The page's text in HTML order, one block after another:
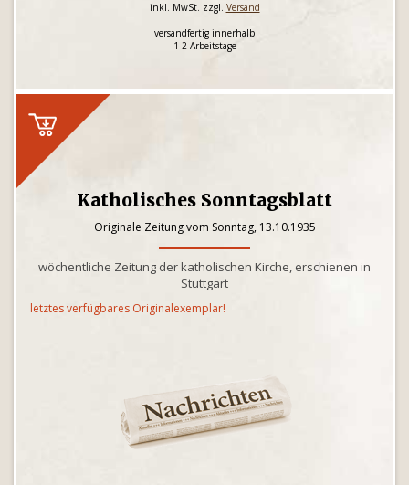
inkl. MwSt. zzgl. Versand
versandfertig innerhalb
1-2 Arbeitstage
Katholisches Sonntagsblatt
Originale Zeitung vom Sonntag, 13.10.1935
wöchentliche Zeitung der katholischen Kirche, erschienen in
Stuttgart
letztes verfügbares Originalexemplar!